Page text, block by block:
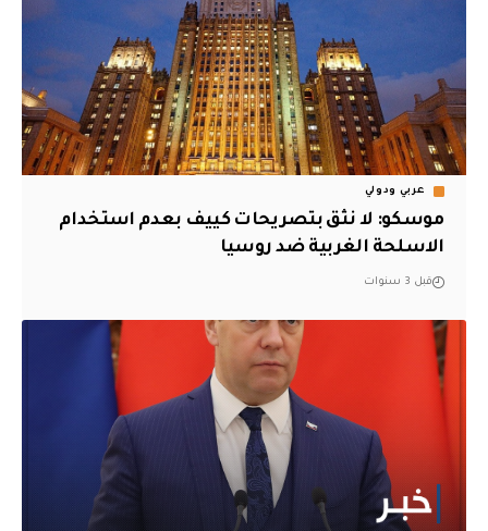
عربي ودولي
موسكو: لا نثق بتصريحات كييف بعدم استخدام
الاسلحة الغربية ضد روسيا
قبل 3 سنوات